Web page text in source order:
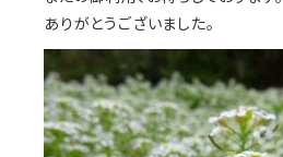
ありがとうございました。